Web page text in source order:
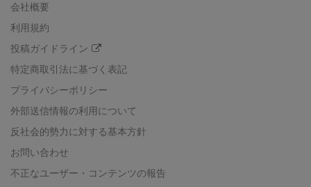
会社概要
利用規約
投稿ガイドライン
特定商取引法に基づく表記
プライバシーポリシー
外部送信情報の利用について
反社会的勢力に対する基本方針
お問い合わせ
不正なユーザー・コンテンツの報告